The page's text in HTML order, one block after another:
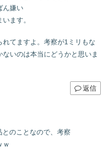
ん嫌い
ます。
てますよ。考察が1ミリもな
いのは本当にどうかと思いま
返信
のことなので、考察
ｗ